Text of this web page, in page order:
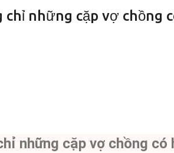
những cặp vợ chồng
những cặp vợ chồng có